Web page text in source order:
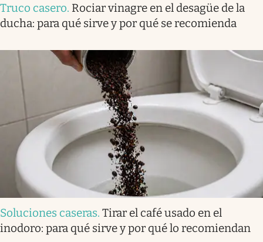
Truco casero. Rociar vinagre en el desagüe de la
ducha: para qué sirve y por qué se recomienda
Soluciones caseras. Tirar el café usado en el
inodoro: para qué sirve y por qué lo recomiendan